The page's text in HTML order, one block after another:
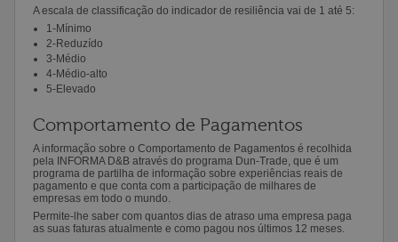
A escala de classificação do indicador de resiliência vai de 1 até 5:
1-Mínimo
2-Reduzído
3-Médio
4-Médio-alto
5-Elevado
Comportamento de Pagamentos
A informação sobre o Comportamento de Pagamentos é recolhida
pela INFORMA D&B através do programa Dun-Trade, que é um
programa de partilha de informação sobre experiências reais de
pagamento e que conta com a participação de milhares de
empresas em todo o mundo.
Permite-lhe saber com quantos dias de atraso uma empresa paga
as suas faturas atualmente e como pagou nos últimos 12 meses.